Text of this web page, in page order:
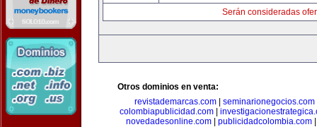
Serán consideradas
Otros dominios en venta:
revistademarcas.com
seminarionegocios.com
colombiapublicidad.com
novedadesonline.com
publicidadcolombia.com